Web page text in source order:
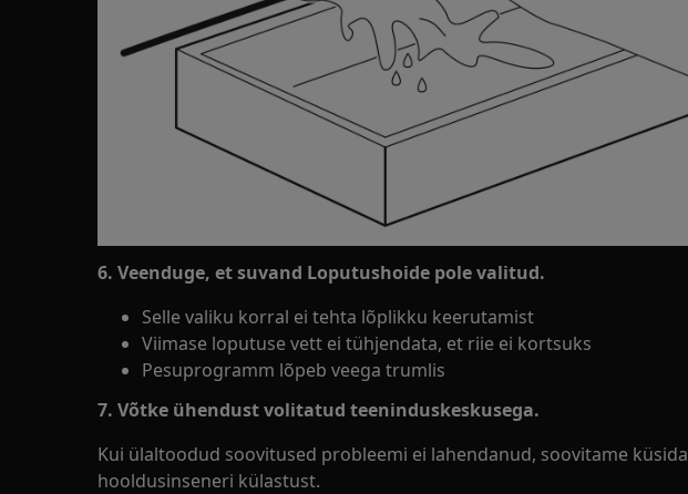
6. Veenduge, et suvand Loputushoide pole valitud.
Selle valiku korral ei tehta lõplikku keerutamist
Viimase loputuse vett ei tühjendata, et riie ei kortsuks
Pesuprogramm lõpeb veega trumlis
7. Võtke ühendust volitatud teeninduskeskusega.
Kui ülaltoodud soovitused probleemi ei lahendanud, soovitame küsida
hooldusinseneri külastust.